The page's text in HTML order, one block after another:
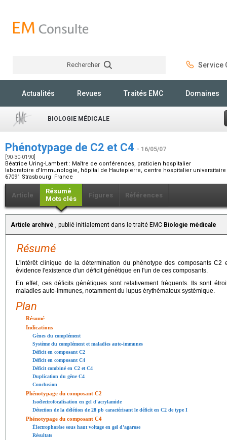
Rechercher Service
Actualités Revues Traités EMC Domaines
BIOLOGIE MÉDICALE
Phénotypage de C2 et C4 - 16/05/07
[90-30-0190]
Béatrice Uring-Lambert : Maître de conférences, praticien hospitalier
laboratoire d'Immunologie, hôpital de Hautepierre, centre hospitalier
67091 Strasbourg France
Article
Résumé
Mots clés
Figures Références
Article archivé , publié initialement dans le traité EMC Biologie médicale
Résumé
L'intérêt clinique de la détermination du phénotype des composants
évidence l'existence d'un déficit génétique en l'un de ces composants.
En effet, ces déficits génétiques sont relativement fréquents. Ils sont
maladies auto-immunes, notamment du lupus érythémateux systémique.
Plan
Résumé
Indications
Gènes du complément
Système du complément et maladies auto-immunes
Déficit en composant C2
Déficit en composant C4
Déficit combiné en C2 et C4
Duplication du gène C4
Conclusion
Phénotypage du composant C2
Isoélectrofocalisation en gel d'acrylamide
Détection de la délétion de 28 pb caractérisant le déficit en C2 de type I
Phénotypage du composant C4
Électrophorèse sous haut voltage en gel d'agarose
Résultats